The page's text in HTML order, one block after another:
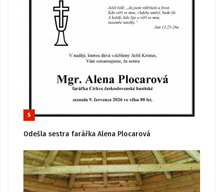
5
Odešla sestra farářka Alena Plocarová